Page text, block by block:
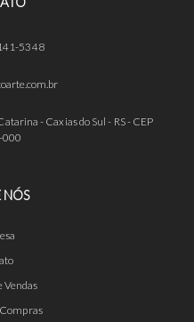
5348
- Caxias do Sul - RS - CEP
NÓS
Vendas